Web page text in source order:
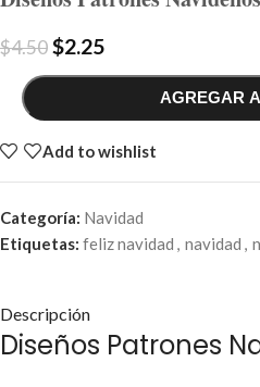
$4.50$2.25
AGREGAR
Add to wishlist
Categoría: Navidad
Etiquetas: feliz navidad , navidad ,
Descripción
Diseños Patrones